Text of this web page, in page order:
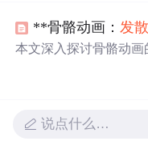
广泛应用。文章详细
个简单示例。
**骨骼动画：发
本文深入探讨骨骼动
说点什么…